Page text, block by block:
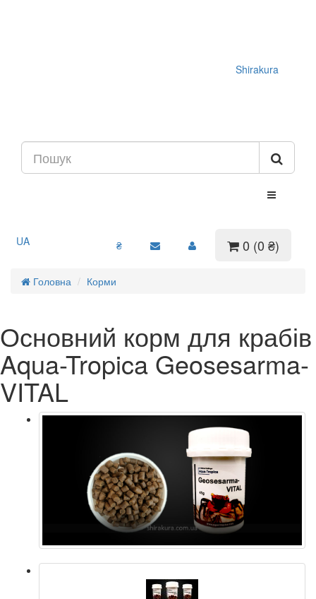
Shirakura
UA ₴ 0 (0 ₴)
Головна Корми
Основний корм для крабів
Aqua-Tropica Geosesarma-
VITAL